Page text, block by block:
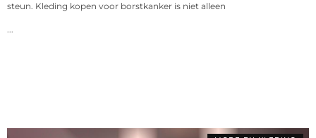
steun. Kleding kopen voor borstkanker is niet alleen